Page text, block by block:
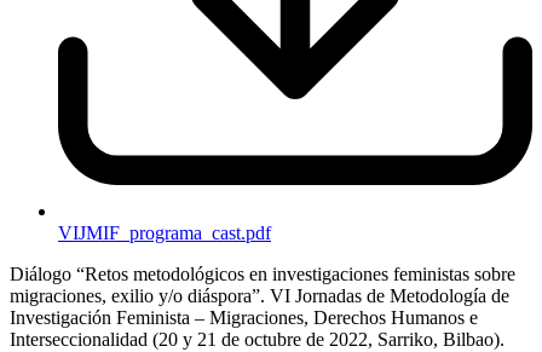
VIJMIF_programa_cast.pdf
Diálogo “Retos metodológicos en investigaciones feministas sobre
migraciones, exilio y/o diáspora”. VI Jornadas de Metodología de
Investigación Feminista – Migraciones, Derechos Humanos e
Interseccionalidad (20 y 21 de octubre de 2022, Sarriko, Bilbao).